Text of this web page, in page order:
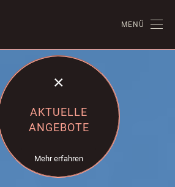
MENÜ
×
AKTUELLE
ANGEBOTE
Mehr erfahren